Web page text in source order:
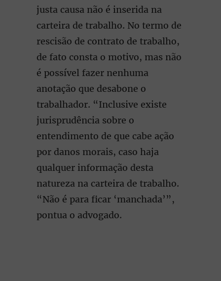
justa causa não é inserida na
carteira de trabalho. No termo de
rescisão de contrato de trabalho,
de fato consta o motivo, mas não
é possível fazer nenhuma
anotação que desabone o
trabalhador. “Inclusive existe
jurisprudência sobre o
entendimento de que cabe ação
por danos morais, caso haja
qualquer informação desta
natureza na carteira de trabalho.
“Não é para ficar ‘manchada’”,
pontua o advogado.